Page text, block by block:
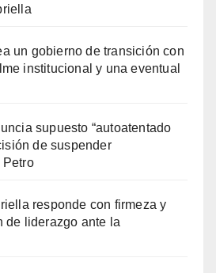
un gobierno de transición con
institucional y una eventual
supuesto “autoatentado
de suspender
Petro
responde con firmeza y
de liderazgo ante la